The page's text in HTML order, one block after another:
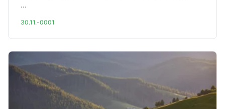
...
30.11.-0001